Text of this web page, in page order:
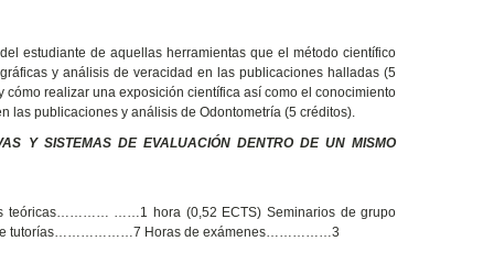
estudiante de aquellas herramientas que el método científico
y análisis de veracidad en las publicaciones halladas (5
realizar una exposición científica así como el conocimiento
las publicaciones y análisis de Odontometría (5 créditos).
Y SISTEMAS DE EVALUACIÓN DENTRO DE UN MISMO
teóricas………… ……1 hora (0,52 ECTS) Seminarios de grupo
de tutorías………………7 Horas de exámenes……………3